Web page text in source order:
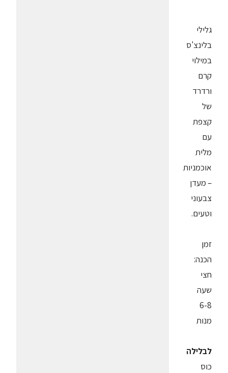
גלילי
בלינצ'ס
במילוי
קרם
ורדרד
של
קצפת
עם
מלית
אוכמניות
– מעדן
צבעוני
וטעים.
זמן
הכנה:
חצי
שעה
6-8
מנות
לבלילה
כוס